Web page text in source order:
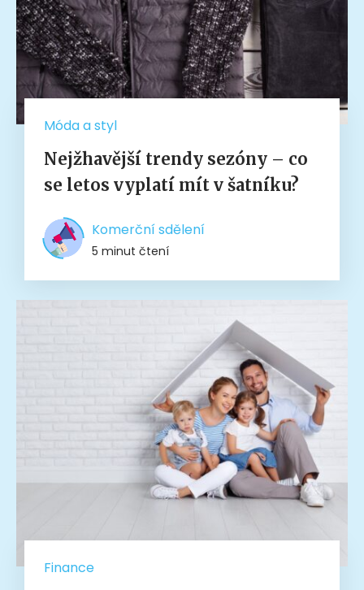
Móda a styl
Nejžhavější trendy sezóny – co
se letos vyplatí mít v šatníku?
Komerční sdělení
5 minut čtení
Finance